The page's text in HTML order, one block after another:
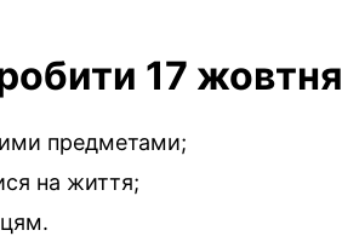
17
предметами;
на життя;